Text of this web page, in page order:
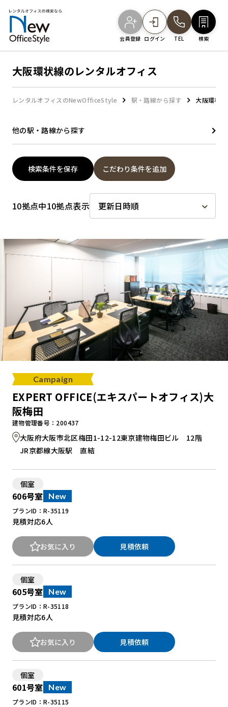
会員登録 ログイン TEL 検索
オフィスを探す
駅・路線から探す
地図から探す
キャンペーンから探す
オフィススタイルから探す
0120-999-076
受付時間 平日9:00～18:00
大阪環状線のレンタルオフィス
レンタルオフィスのNewOfficeStyle 駅・路線から探す 大阪環状
他の駅・路線から探す
検索条件を保存 こだわり条件を追加
10拠点中10拠点表示
Campaign
EXPERT OFFICE(エキスパートオフィス)大
阪梅田
建物管理番号：200437
大阪府大阪市北区梅田1-12-12東京建物梅田ビル 12階
JR京都線大阪駅 直結
個室
606号室 New
プランID：R-35119
見積対応6人
お気に入り 見積依頼
個室
605号室 New
プランID：R-35118
見積対応6人
お気に入り 見積依頼
個室
601号室 New
プランID：R-35115